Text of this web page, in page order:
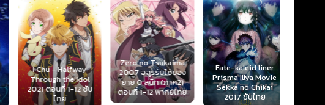
I Chu - Halfway
Through the Idol
2021 ตอนที่ 1-12 ซับ
ไทย
Zero no Tsukaima
2007 อสูรรับใช้ของ
ยาย 0 สนิท (ภาค2)
ตอนที่ 1-12 พากย์ไทย
Fate-kaleid liner
Prisma Illya Movie
Sekka no Chikai
2017 ซับไทย